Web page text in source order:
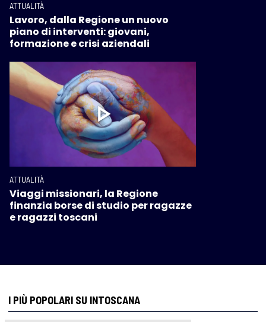
ATTUALITÀ
Lavoro, dalla Regione un nuovo
piano di interventi: giovani,
formazione e crisi aziendali
ATTUALITÀ
Viaggi missionari, la Regione
finanzia borse di studio per ragazze
e ragazzi toscani
I PIÙ POPOLARI SU INTOSCANA